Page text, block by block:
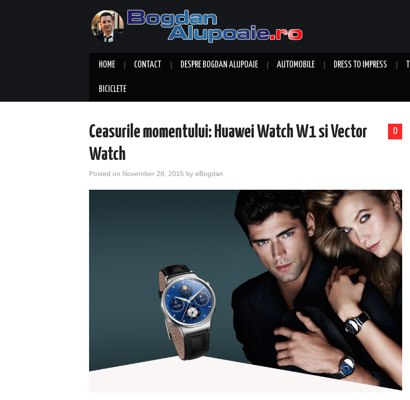
HOME CONTACT DESPRE BOGDAN ALUPOAIE AUTOMOBILE DRESS TO IMPRESS
BICICLETE
0
Ceasurile momentului: Huawei Watch W1 si Vector
Watch
Posted on November 28, 2015 by eBogdan